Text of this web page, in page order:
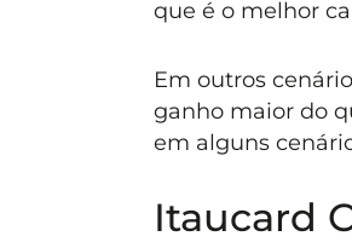
que é o melhor
Em outros
ganho maior do
em alguns
Itaucard